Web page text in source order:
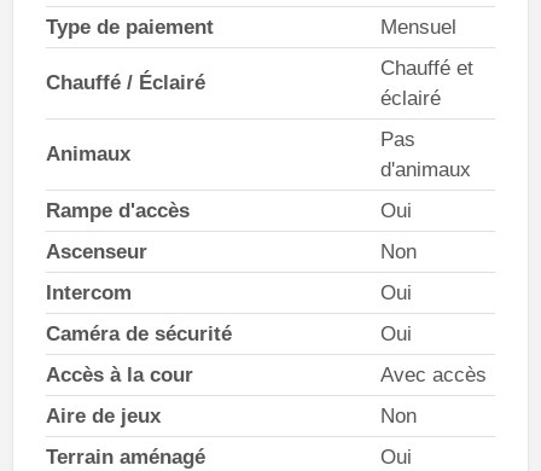
Type de paiement
Mensuel
Chauffé / Éclairé
Chauffé et
éclairé
Animaux
Pas
d'animaux
Rampe d'accès
Oui
Ascenseur
Non
Intercom
Oui
Caméra de sécurité
Oui
Accès à la cour
Avec accès
Aire de jeux
Non
Terrain aménagé
Oui